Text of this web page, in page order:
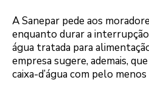
A Sanepar pede aos
enquanto durar a
água tratada para
empresa sugere, ademais,
caixa-d’água com pelo